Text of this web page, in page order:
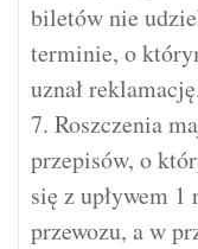
biletów nie
terminie, o
uznał
7. Roszczenia
przepisów, o
się z upływem
przewozu, a w